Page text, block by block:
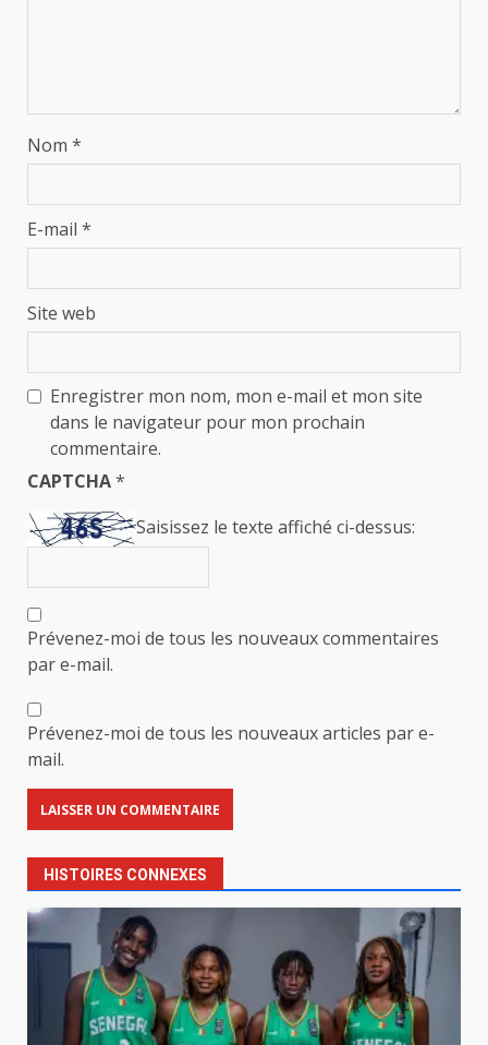
Nom *
E-mail *
Site web
Enregistrer mon nom, mon e-mail et mon site
dans le navigateur pour mon prochain
commentaire.
CAPTCHA*
Saisissez le texte affiché ci-dessus:
Prévenez-moi de tous les nouveaux commentaires
par e-mail.
Prévenez-moi de tous les nouveaux articles par e-
mail.
HISTOIRES CONNEXES